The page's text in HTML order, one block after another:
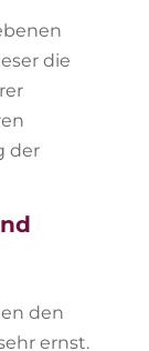
die
der
den
ernst.